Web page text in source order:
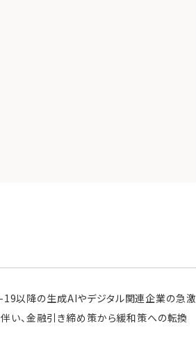
19以降の生成AIやデジタル関連企業の急激
い、金融引き締め策から緩和策への転換